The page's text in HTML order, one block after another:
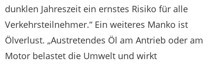
dunklen Jahreszeit ein ernstes Risiko für alle
Verkehrsteilnehmer.“ Ein weiteres Manko ist
Ölverlust. „Austretendes Öl am Antrieb oder am
Motor belastet die Umwelt und wirkt